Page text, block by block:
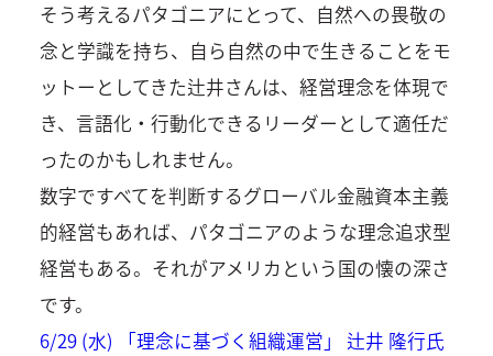
そう考えるパタゴニアにとって、自然への畏敬の
念と学識を持ち、自ら自然の中で生きることをモ
ットーとしてきた辻井さんは、経営理念を体現で
き、言語化・行動化できるリーダーとして適任だ
ったのかもしれません。
数字ですべてを判断するグローバル金融資本主義
的経営もあれば、パタゴニアのような理念追求型
経営もある。それがアメリカという国の懐の深さ
です。
6/29 (水) 「理念に基づく組織運営」 辻井 隆行氏